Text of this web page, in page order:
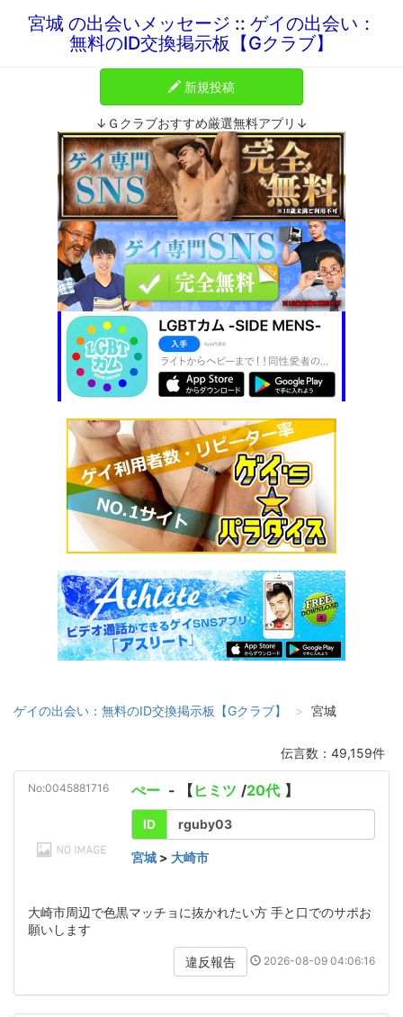
宮城 の出会いメッセージ :: ゲイの出会い：
無料のID交換掲示板【Gクラブ】
新規投稿
↓Ｇクラブおすすめ厳選無料アプリ↓
ゲイの出会い：無料のID交換掲示板【Gクラブ】 宮城
伝言数：49,159件
No:0045881716 ぺー - 【 ヒミツ /20代 】
ID rguby03
宮城 > 大崎市
大崎市周辺で色黒マッチョに抜かれたい方 手と口でのサポお
願いします
違反報告 2026-08-09 04:06:16